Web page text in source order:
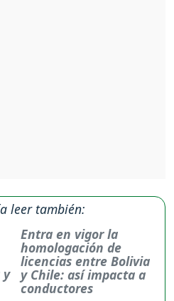
leer también:
Entra en vigor la
homologación de
licencias entre Bolivia
y Chile: así impacta a
conductores